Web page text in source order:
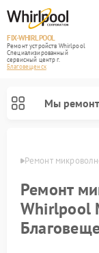
FIX-WHIRLPOOL
Ремонт устройств Whirlpool
Специализированный
cервисный центр г.
Благовещенск
Мы
Ремонт
Ремонт
Whirlpool